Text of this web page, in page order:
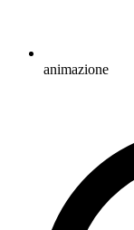
animazione